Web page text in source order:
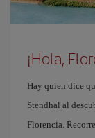
¡Hola,
Hay quien dice
Stendhal al
Florencia.